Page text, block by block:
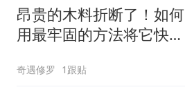
昂贵的木料折断了！如何
用最牢固的方法将它快速
奇遇修罗 1跟贴